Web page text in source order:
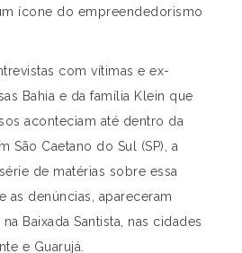
ícone do empreendedorismo
com vítimas e ex-
Bahia e da família Klein que
aconteciam até dentro da
São Caetano do Sul (SP), a
de matérias sobre essa
as denúncias, apareceram
Baixada Santista, nas cidades
e Guarujá.